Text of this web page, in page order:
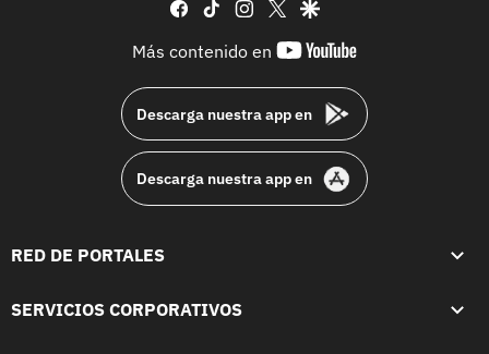
facebook
tiktok instagram
twittergoogle
Más contenido en
youtube-
Descarga nuestra app en
Descarga nuestra app en
RED DE PORTALES
SERVICIOS CORPORATIVOS